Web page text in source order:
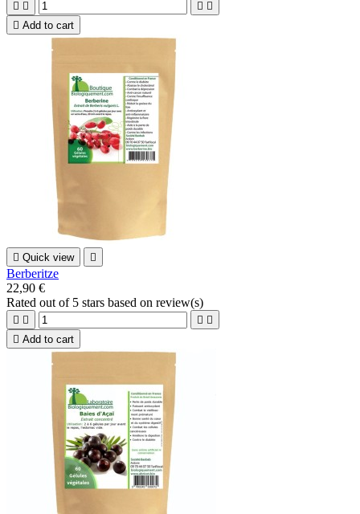
   
 Add to cart
 Quick view 
Berberitze
22,90 €
Rated out of 5 stars based on review(s)
   
 Add to cart